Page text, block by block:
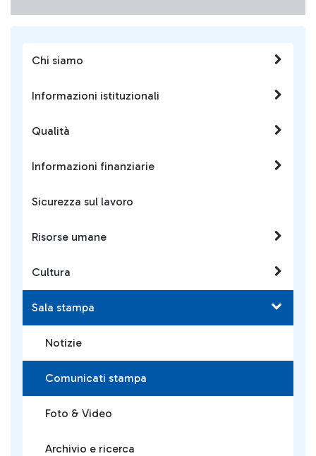
Chi siamo
Informazioni istituzionali
Qualità
Informazioni finanziarie
Sicurezza sul lavoro
Risorse umane
Cultura
Sala stampa
Notizie
Comunicati stampa
Foto & Video
Archivio e ricerca